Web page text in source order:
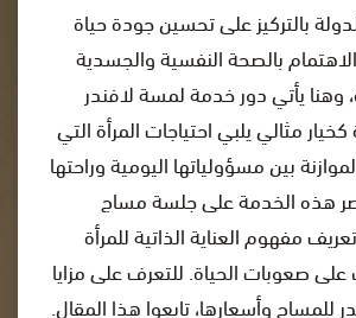
بالتركيز على تحسين جودة حياة
بالصحة النفسية والجسدية
وهنا يأتي دور خدمة لمسة لافندر
مثالي يلبي احتياجات المرأة التي
بين مسؤولياتها اليومية وراحتها
هذه الخدمة على جلسة مساج
مفهوم العناية الذاتية للمرأة
صعوبات الحياة. للتعرف على مزايا
وأسعارها، تابعوا هذا المقال.